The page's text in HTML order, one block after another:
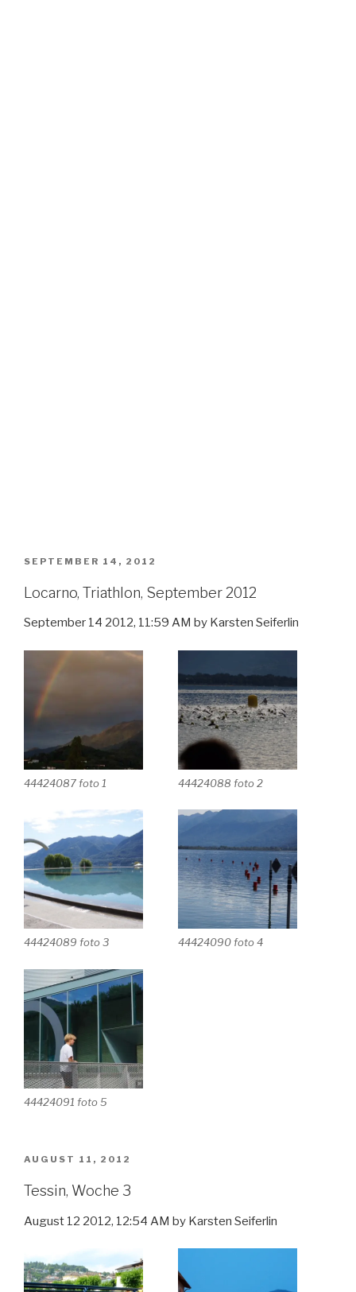
VERÖFFENTLICHT
SEPTEMBER 14, 2012
Locarno, Triathlon, September 2012
September 14 2012, 11:59 AM by Karsten Seiferlin
44424087 foto 1 44424088 foto 2
44424089 foto 3 44424090 foto 4
44424091 foto 5
VERÖFFENTLICHT
AUGUST 11, 2012
Tessin, Woche 3
August 12 2012, 12:54 AM by Karsten Seiferlin